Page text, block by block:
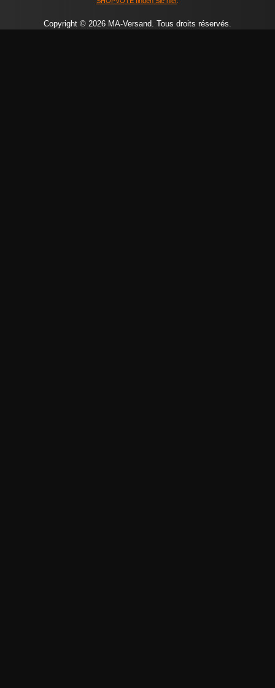
Copyright © 2026 MA-Versand. Tous droits réservés.